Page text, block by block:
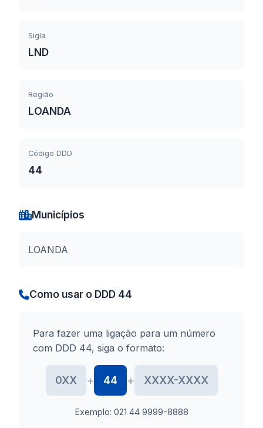
Sigla
LND
Região
LOANDA
Código DDD
44
Municípios
LOANDA
Como usar o DDD 44
Para fazer uma ligação para um número
com DDD 44, siga o formato:
0XX + 44 + XXXX-XXXX
Exemplo: 021 44 9999-8888